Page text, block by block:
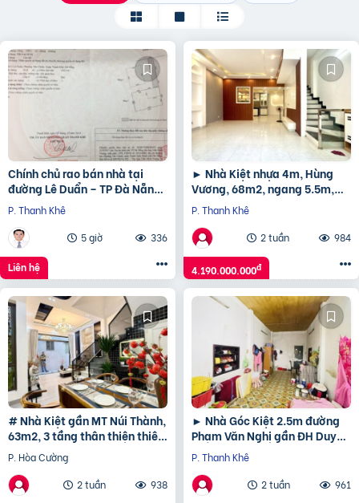
Chính chủ rao bán nhà tại
đường Lê Duẩn – TP Đà Nẵng;
DT đất 108,3 m2; giá 13,2 tỷ
P. Thanh Khê
5 giờ
336
Liên hệ
► Nhà Kiệt nhựa 4m, Hùng
Vương, 68m2, ngang 5.5m,
2.5 tầng cứng đẹp, 3PN, sân
thượng chill, ở ngay,
P. Thanh Khê
2 tuần
984
4.190.000.000đ
# Nhà Kiệt gần MT Núi Thành,
63m2, 3 tầng thân thiện thiên
nhiên, 4.75 tỷ
P. Hòa Cường
2 tuần
938
► Nhà Góc Kiệt 2.5m đường
Phạm Văn Nghị gần ĐH Duy
Tân, 95m2 ngang 6m, 3.1 tỷ
P. Thanh Khê
2 tuần
961